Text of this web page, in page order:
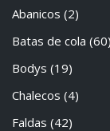
Abanicos (2)
Batas de cola (60)
Bodys (19)
Chalecos (4)
Faldas (42)